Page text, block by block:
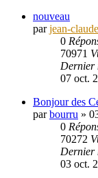
nouveau
parjean-claude
0
70971
Dernier
07 oct.
Bonjour des
parbourru »
0
70272
Dernier
03 oct.